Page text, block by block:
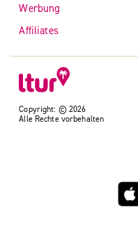
Copyright: © 2026
Alle Rechte vorbehalten
Werbung
Affiliates